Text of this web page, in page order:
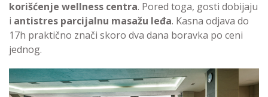
korišćenje wellness centra. Pored toga, gosti dobijaju
i antistres parcijalnu masažu leđa. Kasna odjava do
17h praktično znači skoro dva dana boravka po ceni
jednog.